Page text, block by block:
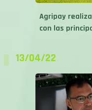
Agripay
con las
13/04/22